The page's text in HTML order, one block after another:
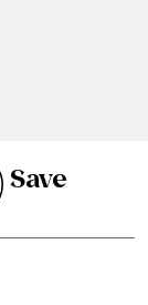
Save